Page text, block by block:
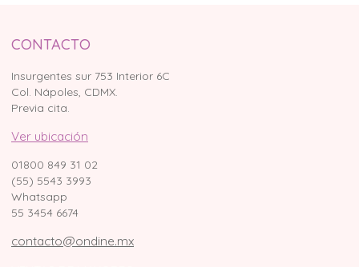
CONTACTO
Insurgentes sur 753 Interior 6C
Col. Nápoles, CDMX.
Previa cita.
Ver ubicación
01800 849 31 02
(55) 5543 3993
Whatsapp
55 3454 6674
contacto@ondine.mx